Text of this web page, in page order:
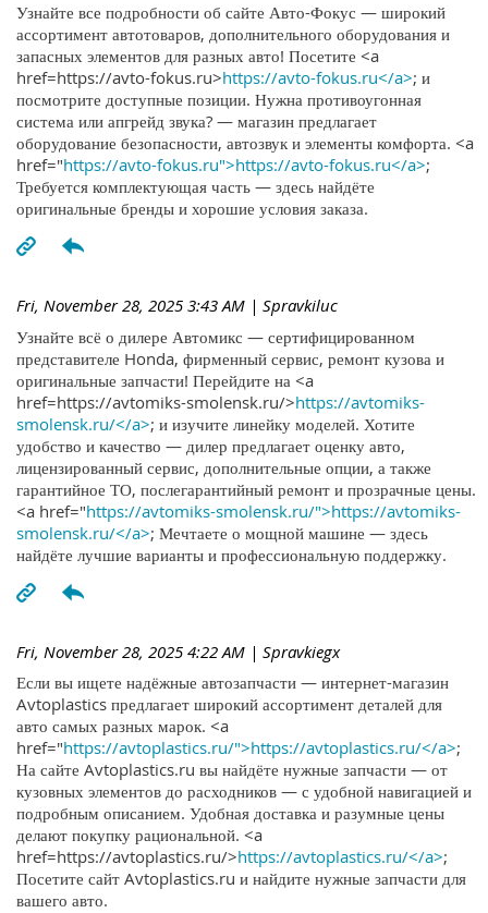
Узнайте все подробности об сайте Авто-Фокус — широкий
ассортимент автотоваров, дополнительного оборудования и
запасных элементов для разных авто! Посетите <a
href=https://avto-fokus.ru>https://avto-fokus.ru</a>; и
посмотрите доступные позиции. Нужна противоугонная
система или апгрейд звука? — магазин предлагает
оборудование безопасности, автозвук и элементы комфорта. <a
href="https://avto-fokus.ru">https://avto-fokus.ru</a>;
Требуется комплектующая часть — здесь найдёте
оригинальные бренды и хорошие условия заказа.
Fri, November 28, 2025 3:43 AM | Spravkiluc
Узнайте всё о дилере Автомикс — сертифицированном
представителе Honda, фирменный сервис, ремонт кузова и
оригинальные запчасти! Перейдите на <a
href=https://avtomiks-smolensk.ru/>https://avtomiks-
smolensk.ru/</a>; и изучите линейку моделей. Хотите
удобство и качество — дилер предлагает оценку авто,
лицензированный сервис, дополнительные опции, а также
гарантийное ТО, послегарантийный ремонт и прозрачные цены.
<a href="https://avtomiks-smolensk.ru/">https://avtomiks-
smolensk.ru/</a>; Мечтаете о мощной машине — здесь
найдёте лучшие варианты и профессиональную поддержку.
Fri, November 28, 2025 4:22 AM | Spravkiegx
Если вы ищете надёжные автозапчасти — интернет-магазин
Avtoplastics предлагает широкий ассортимент деталей для
авто самых разных марок. <a
href="https://avtoplastics.ru/">https://avtoplastics.ru/</a>;
На сайте Avtoplastics.ru вы найдёте нужные запчасти — от
кузовных элементов до расходников — с удобной навигацией и
подробным описанием. Удобная доставка и разумные цены
делают покупку рациональной. <a
href=https://avtoplastics.ru/>https://avtoplastics.ru/</a>;
Посетите сайт Avtoplastics.ru и найдите нужные запчасти для
вашего авто.